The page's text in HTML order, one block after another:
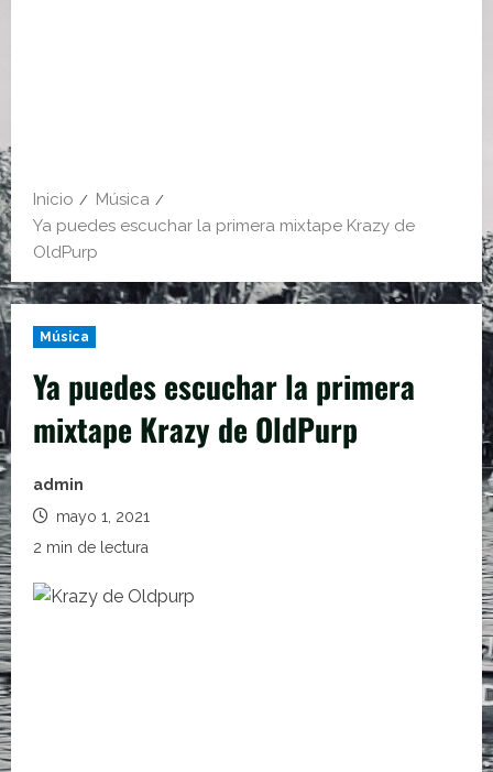
Inicio
Música
Ya puedes escuchar la primera mixtape Krazy de
OldPurp
Música
Ya puedes escuchar la primera
mixtape Krazy de OldPurp
admin
mayo 1, 2021
2 min de lectura